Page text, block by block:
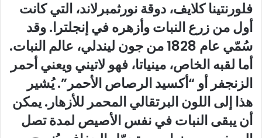
فلورنتينا كلايف، دوقة نورثمبرلاند، التي كانت
أول من زرع النبات وأزهره في إنجلترا. وقد
سُمّي عام 1828 من جون ليندلي، عالم النبات.
أما لقبه الخاص، مينياتا، فهو لاتيني ويعني أحمر
الزنجفر أو “أكسيد الرصاص الأحمر”. يُشير
هذا إلى اللون البرتقالي المحمر للأزهار. يمكن
أن يبقى النبات في نفس الأصيص لمدة تصل